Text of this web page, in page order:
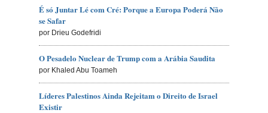
É só Juntar Lé com Cré: Porque a Europa Poderá Não
se Safar
por Drieu Godefridi
O Pesadelo Nuclear de Trump com a Arábia Saudita
por Khaled Abu Toameh
Líderes Palestinos Ainda Rejeitam o Direito de Israel
Existir